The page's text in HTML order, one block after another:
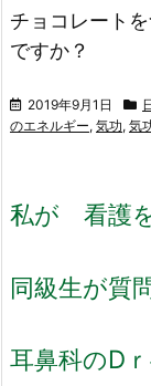
チョコレート
ですか？
2019年9月1日
のエネルギー, 気功, 気
私が 看護
同級生が質
耳鼻科のD